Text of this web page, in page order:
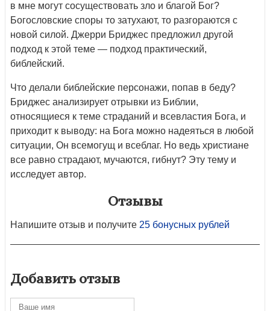
в мне могут сосуществовать зло и благой Бог?
Богословские споры то затухают, то разгораются с
новой силой. Джерри Бриджес предложил другой
подход к этой теме — подход практический,
библейский.
Что делали библейские персонажи, попав в беду?
Бриджес анализирует отрывки из Библии,
относящиеся к теме страданий и всевластия Бога, и
приходит к выводу: на Бога можно надеяться в любой
ситуации, Он всемогущ и всеблаг. Но ведь христиане
все равно страдают, мучаются, гибнут? Эту тему и
исследует автор.
Отзывы
Напишите отзыв и получите 25 бонусных рублей
Добавить отзыв